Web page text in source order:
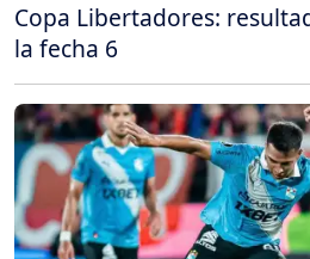
Copa Libertadores:
la fecha 6